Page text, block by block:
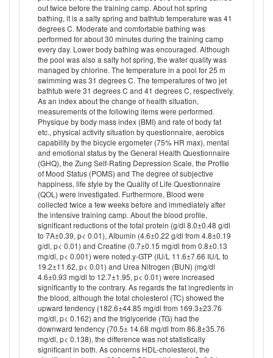
out twice before the training camp. About hot spring
bathing, it is a salty spring and bathtub temperature was 41
degrees C. Moderate and comfortable bathing was
performed for about 30 minutes during the training camp
every day. Lower body bathing was encouraged. Although
the pool was also a salty hot spring, the water quality was
managed by chlorine. The temperature in a pool for 25 m
swimming was 31 degrees C. The temperatures of two jet
bathtub were 31 degrees C and 41 degrees C, respectively.
As an index about the change of health situation,
measurements of the following items were performed.
Physique by body mass index (BMI) and rate of body fat
etc., physical activity situation by questionnaire, aerobics
capability by the bicycle ergometer (75% HR max), mental
and emotional status by the General Health Questionnaire
(GHQ), the Zung Self-Rating Depression Scale, the Profile
of Mood Status (POMS) and The degree of subjective
happiness, life style by the Quality of Life Questionnaire
(QOL) were investigated. Furthermore, Blood were
collected twice a few weeks before and immediately after
the intensive training camp. About the blood profile,
significant reductions of the total protein (g/dl 8.0±0.48 g/dl
to 7A±0.39, p< 0.01), Albumin (4.6±0.22 g/dl from 4.8±0.19
g/dl, p< 0.01) and Creatine (0.7±0.15 mg/dl from 0.8±0.13
mg/dl, p< 0.001) were noted.y-GTP (IU/L 11.6±7.66 IU/L to
19.2±11.62, p< 0.01) and Urea Nitrogen (BUN) (mg/dl
4.6±0.93 mg/dl to 12.7±1.95, p< 0.01) were increased
significantly to the contrary. As regards the fat ingredients in
the blood, although the total cholesterol (TC) showed the
upward tendency (182.6±44.85 mg/dl from 169.3±23.76
mg/dl, p< 0.162) and the triglyceride (TG) had the
downward tendency (70.5± 14.68 mg/dl from 86.8±35.76
mg/dl, p< 0.138), the difference was not statistically
significant in both. As concerns HDL-cholesterol, the